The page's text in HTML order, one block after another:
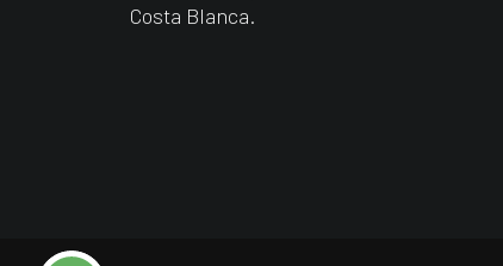
Costa Blanca.